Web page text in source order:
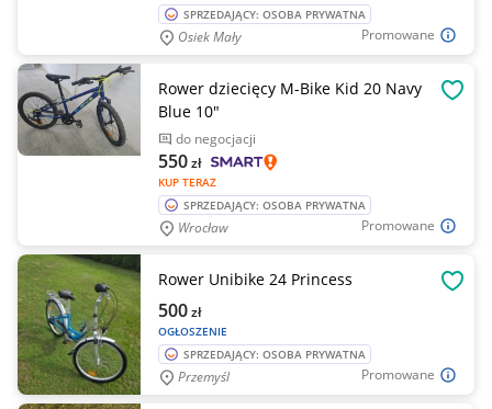
Promowane
SPRZEDAJĄCY: OSOBA PRYWATNA
Osiek Mały
Promowane
Rower dziecięcy M-Bike Kid 20 Navy
Blue 10"
do negocjacji
KUP TERAZ
550zł
SPRZEDAJĄCY: OSOBA PRYWATNA
Wrocław
Promowane
Rower Unibike 24 Princess
OGŁOSZENIE
500zł
SPRZEDAJĄCY: OSOBA PRYWATNA
Przemyśl